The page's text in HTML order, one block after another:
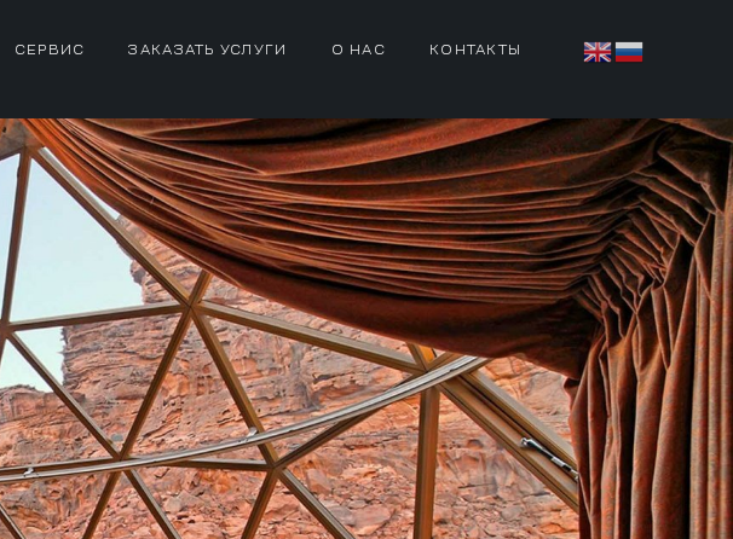
СЕРВИС ЗАКАЗАТЬ УСЛУГИ О НАС КОНТАКТЫ